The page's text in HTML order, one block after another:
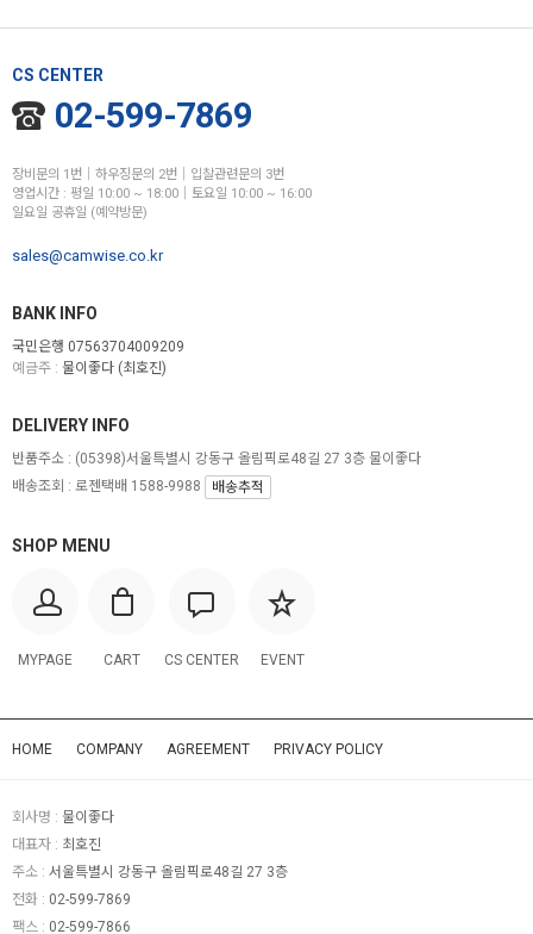
CS CENTER
02-599-7869
장비문의 1번│하우징문의 2번│입찰관련문의 3번
영업시간 : 평일 10:00 ~ 18:00│토요일 10:00 ~ 16:00
일요일 공휴일 (예약방문)
sales@camwise.co.kr
BANK INFO
국민은행 07563704009209
예금주 : 물이좋다 (최호진)
SHOP MENU
MYPAGE CART CS CENTER EVENT
DELIVERY INFO
반품주소 : (05398)서울특별시 강동구 올림픽로48길 27 3층 물이좋다
배송조회 : 로젠택배 1588-9988
배송추적
HOME COMPANY AGREEMENT PRIVACY POLICY
회사명 : 물이좋다
대표자 : 최호진
주소 : 서울특별시 강동구 올림픽로48길 27 3층
전화 : 02-599-7869
팩스 : 02-599-7866